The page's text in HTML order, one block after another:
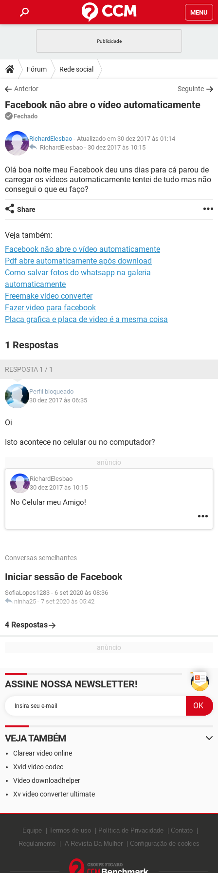
MENU
CELULAR
OUTLOOK
INSTAGRAM GMAIL
GUIA DE COMPRAS
DICAS
JOGOS
OUTLOOK
INSTAGRAM
GUIA DE COMPRAS
DOWNLOADS
JOGOS WHATSAPP
CELULAR
OUTLOOK EXCEL
INSTAGRAM
GUIA DE COMPRAS
FÓRUM
JOGOS
CELULAR FACEBOOK
INSTAGRAM GMAIL
GLOSSÁRIO
JOGOS
CELULAR FACEBOOK
OUTLOOK
INSTAGRAM
Fórum Rede social
Anterior Seguinte
Facebook não abre o vídeo automaticamente
Fechado
RichardElesbao - Atualizado em 30 dez 2017 às 01:14
RichardElesbao - 30 dez 2017 às 10:15
Olá boa noite meu Facebook deu uns dias para cá parou de
carregar os vídeos automaticamente tentei de tudo mas não
consegui o que eu faço?
Share
Veja também:
Facebook não abre o vídeo automaticamente
Pdf abre automaticamente após download
Como salvar fotos do whatsapp na galeria
automaticamente
Freemake video converter
Fazer video para facebook
Placa grafica e placa de video é a mesma coisa
1 Respostas
RESPOSTA 1 / 1
Perfil bloqueado
30 dez 2017 às 06:35
Oi
Isto acontece no celular ou no computador?
RichardElesbao
30 dez 2017 às 10:15
No Celular meu Amigo!
Conversas semelhantes
Iniciar sessão de Facebook
SofiaLopes1283 - 6 set 2020 às 08:36
ninha25 - 7 set 2020 às 05:42
4 Respostas
ASSINE NOSSA NEWSLETTER!
VEJA TAMBÉM
Clarear video online
Xvid video codec
Video downloadhelper
Xv video converter ultimate
Equipe Termos de uso Política de Privacidade
Contato
Regulamento
A Revista Da Mulher Configuração de cookies